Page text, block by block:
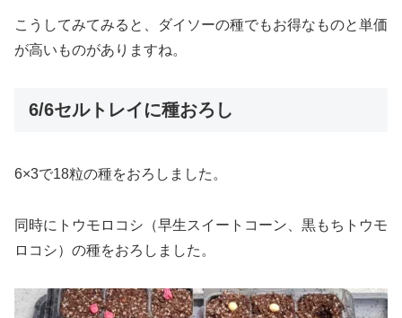
こうしてみてみると、ダイソーの種でもお得なものと単価
が高いものがありますね。
6/6セルトレイに種おろし
6×3で18粒の種をおろしました。
同時にトウモロコシ（早生スイートコーン、黒もちトウモ
ロコシ）の種をおろしました。